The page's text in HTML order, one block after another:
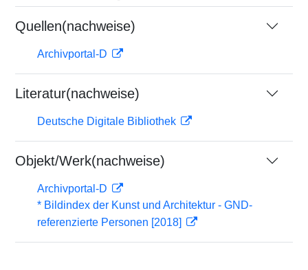
Quellen(nachweise)
Archivportal-D
Literatur(nachweise)
Deutsche Digitale Bibliothek
Objekt/Werk(nachweise)
Archivportal-D
* Bildindex der Kunst und Architektur - GND-
referenzierte Personen [2018]